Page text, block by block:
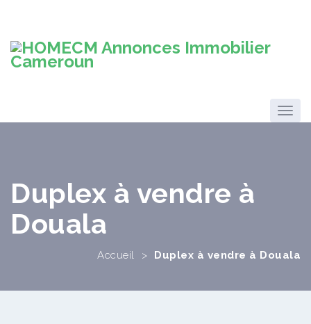
Duplex à vendre à
Douala
Accueil > Duplex à vendre à Douala